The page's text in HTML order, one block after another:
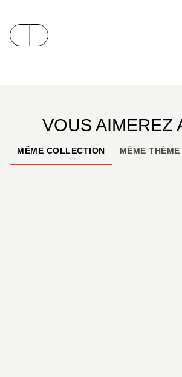
VOUS AIMEREZ
MÊME COLLECTION MÊME THÈME